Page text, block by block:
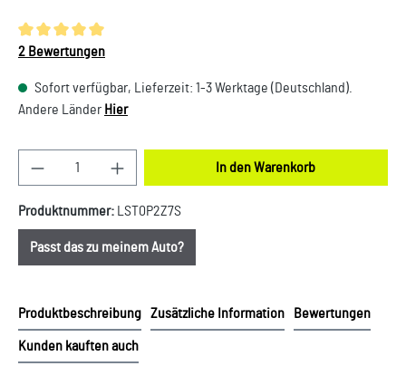
Durchschnittliche Bewertung von 5 von 5 Sternen
2 Bewertungen
Sofort verfügbar, Lieferzeit: 1-3 Werktage (Deutschland).
Andere Länder Hier
Produkt Anzahl: Gib den gewünschten Wert ein
In den Warenkorb
Produktnummer: LST0P2Z7S
Passt das zu meinem Auto?
Produktbeschreibung Zusätzliche Information Bewertungen
Kunden kauften auch